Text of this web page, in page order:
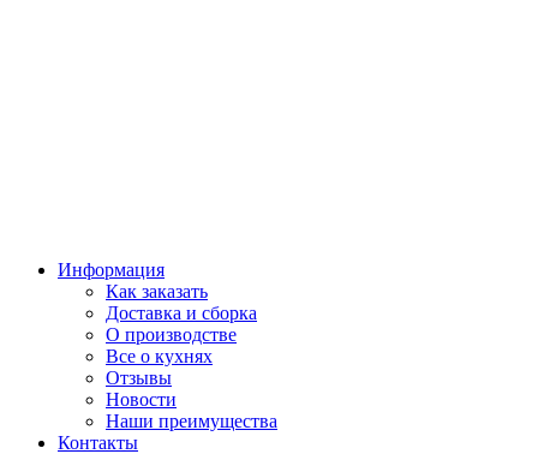
Информация
Как заказать
Доставка и сборка
О производстве
Все о кухнях
Отзывы
Новости
Наши преимущества
Контакты